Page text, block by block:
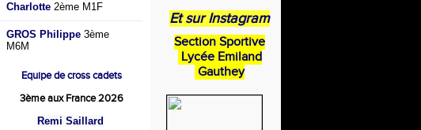
Charlotte 2ème M1F
GROS Philippe 3ème
M6M
Equipe de cross cadets
3ème aux France 2026
Remi Saillard
Et sur Instagram
Section Sportive
Lycée Emiland
Gauthey